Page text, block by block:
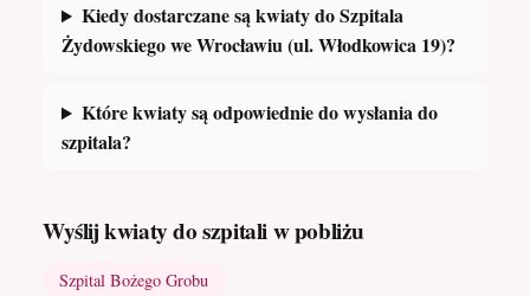
Kiedy dostarczane są kwiaty do Szpitala
Żydowskiego we Wrocławiu (ul. Włodkowica 19)?
Które kwiaty są odpowiednie do wysłania do
szpitala?
Wyślij kwiaty do szpitali w pobliżu
Szpital Bożego Grobu